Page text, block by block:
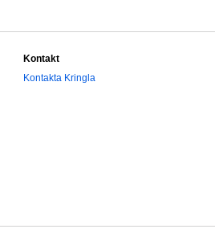
Kontakt
Kontakta Kringla